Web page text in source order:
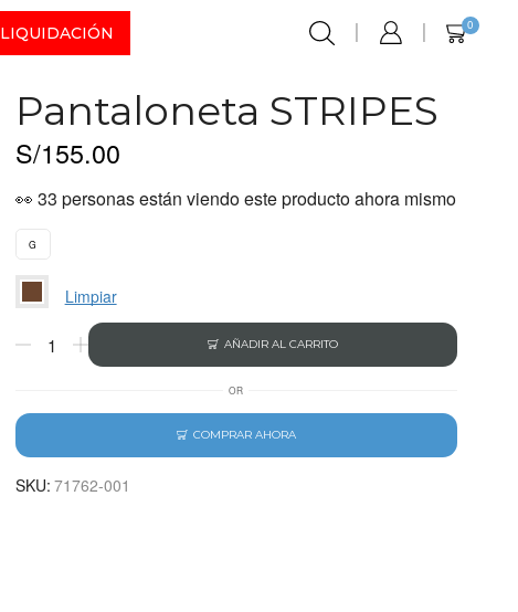
LIQUIDACIÓN 0
Pantaloneta STRIPES
S/155.00
👀 33 personas están viendo este producto ahora mismo
G
Limpiar
AÑADIR AL CARRITO
OR
COMPRAR AHORA
SKU: 71762-001